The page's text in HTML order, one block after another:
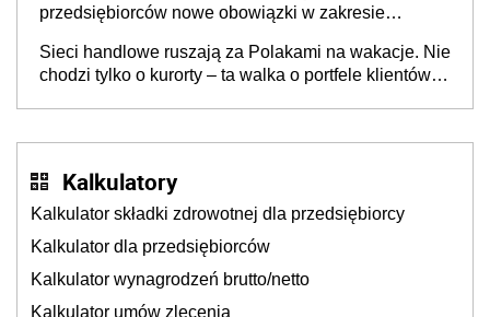
przedsiębiorców nowe obowiązki w zakresie
Sieci handlowe ruszają za Polakami na wakacje. Nie
chodzi tylko o kurorty – ta walka o portfele klientów
Kalkulatory
Kalkulator składki zdrowotnej dla przedsiębiorcy
Kalkulator dla przedsiębiorców
Kalkulator wynagrodzeń brutto/netto
Kalkulator umów zlecenia